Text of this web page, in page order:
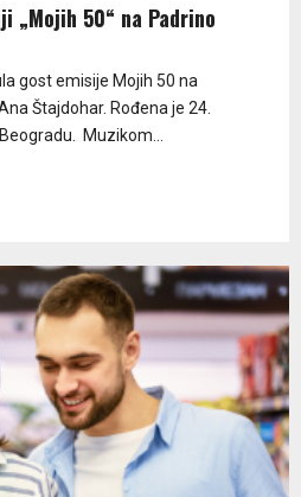
„Mojih 50“ na Padrino
gost emisije Mojih 50 na
Štajdohar. Rođena je 24.
Muzikom...